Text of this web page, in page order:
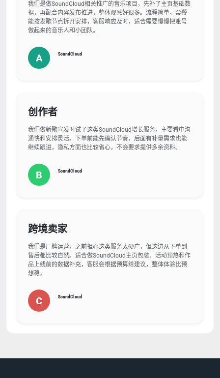
我们是做SoundCloud相关推广的音乐项目，先补了主页基础数
据，再配合内容发布推进，整体观感好很多。流程简单，套餐
能按发歌节点拆开安排，客服响应及时，适合需要慢慢把账号
做起来的音乐人和小团队。
A SoundCloud
创作者
我们做新歌宣发时试了这类SoundCloud增长服务，主要看中沟
通快和安排灵活。下单前能先确认节奏，后面有补量需求也能
继续跟进，隐私方面也比较省心，不会要求提供多余资料。
B SoundCloud
跨境卖家
我们是厂牌运营，之前担心这类服务太硬广，但这边从下单到
售后都比较自然。适合做SoundCloud主页包装、活动预热和作
品上线前的数据补充，客服会根据预算给建议，整体体验比预
想稳。
C SoundCloud